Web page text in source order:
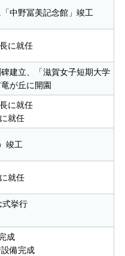
中野冨美記念館」竣工
に就任
建立、「滋賀女子短期大学
が丘に開園
に就任
就任
竣工
就任
式挙行
成
備完成